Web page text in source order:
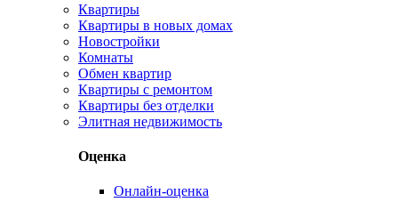
Квартиры
Квартиры в новых домах
Новостройки
Комнаты
Обмен квартир
Квартиры с ремонтом
Квартиры без отделки
Элитная недвижимость
Оценка
Онлайн-оценка